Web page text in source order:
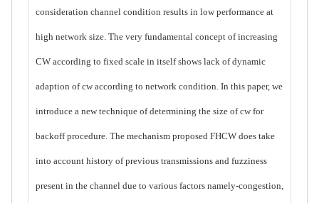
consideration channel condition results in low performance at
high network size. The very fundamental concept of increasing
CW according to fixed scale in itself shows lack of dynamic
adaption of cw according to network condition. In this paper, we
introduce a new technique of determining the size of cw for
backoff procedure. The mechanism proposed FHCW does take
into account history of previous transmissions and fuzziness
present in the channel due to various factors namely-congestion,